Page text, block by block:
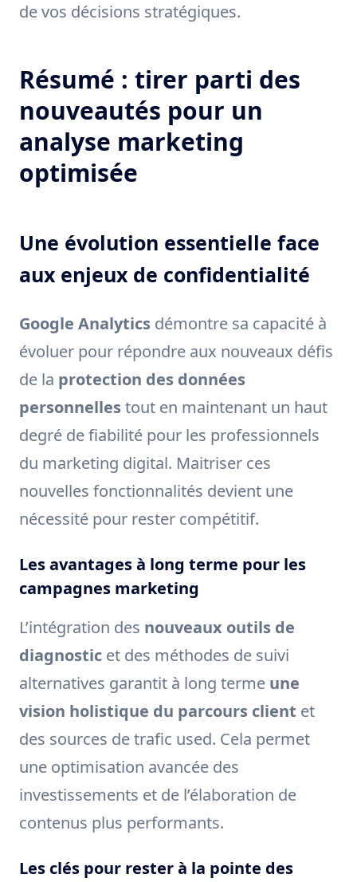
de vos décisions stratégiques.
Résumé : tirer parti des
nouveautés pour un
analyse marketing
optimisée
Une évolution essentielle face
aux enjeux de confidentialité
Google Analytics démontre sa capacité à
évoluer pour répondre aux nouveaux défis
de la protection des données
personnelles tout en maintenant un haut
degré de fiabilité pour les professionnels
du marketing digital. Maitriser ces
nouvelles fonctionnalités devient une
nécessité pour rester compétitif.
Les avantages à long terme pour les
campagnes marketing
L’intégration des nouveaux outils de
diagnostic et des méthodes de suivi
alternatives garantit à long terme une
vision holistique du parcours client et
des sources de trafic used. Cela permet
une optimisation avancée des
investissements et de l’élaboration de
contenus plus performants.
Les clés pour rester à la pointe des